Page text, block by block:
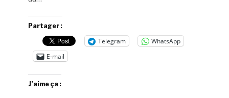
Partager :
Telegram
WhatsApp
E-mail
J’aime ça :